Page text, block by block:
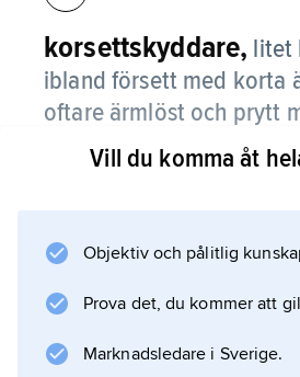
korsettskyddare, litet
ibland försett med korta
oftare ärmlöst och prytt
eller spetsar.
dyrbara och svårtvättade
kallad
blusskyddare
Vill du komma åt
Objektiv och pålitlig
Prova det, du kommer att
Marknadsledare i Sverige.